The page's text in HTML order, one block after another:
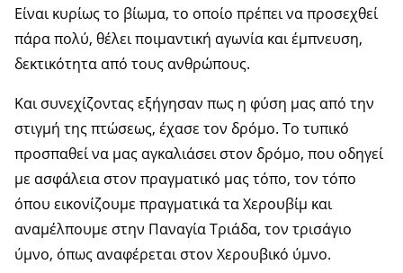
Είναι κυρίως το βίωμα, το οποίο πρέπει να προσεχθεί
πάρα πολύ, θέλει ποιμαντική αγωνία και έμπνευση,
δεκτικότητα από τους ανθρώπους.
Και συνεχίζοντας εξήγησαν πως η φύση μας από την
στιγμή της πτώσεως, έχασε τον δρόμο. Το τυπικό
προσπαθεί να μας αγκαλιάσει στον δρόμο, που οδηγεί
με ασφάλεια στον πραγματικό μας τόπο, τον τόπο
όπου εικονίζουμε πραγματικά τα Χερουβίμ και
αναμέλπουμε στην Παναγία Τριάδα, τον τρισάγιο
ύμνο, όπως αναφέρεται στον Χερουβικό ύμνο.